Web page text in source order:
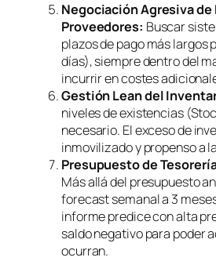
Negociación Agresiva de
Proveedores: Buscar
plazos de pago más largos
días), siempre dentro del
incurrir en costes
Gestión Lean del
niveles de existencias
necesario. El exceso de
inmovilizado y propenso a
Presupuesto de
Más allá del presupuesto
forecastsemanal a 3
informe predice con alta
saldo negativo para poder
ocurran.